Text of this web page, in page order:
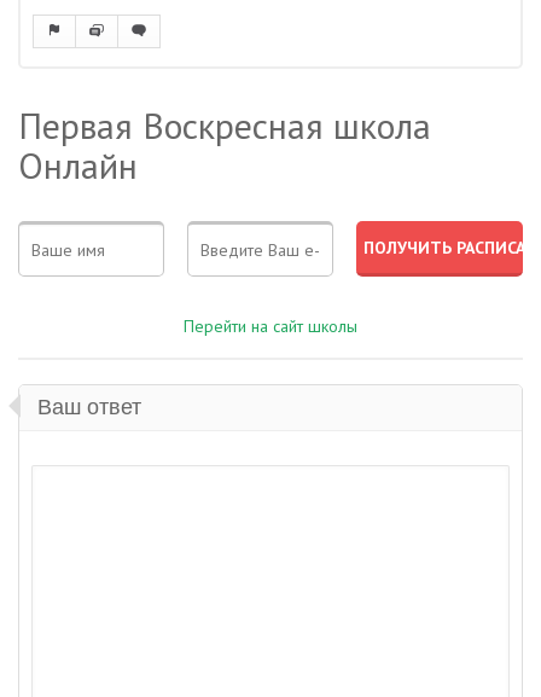
Первая Воскресная школа
Онлайн
Перейти на сайт школы
Ваш ответ